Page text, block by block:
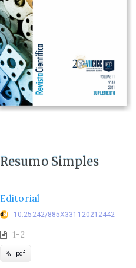
Resumo Simples
Editorial
10.25242/885X331120212442
1-2
pdf